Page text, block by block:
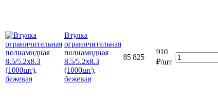
Втулка
ограничительная
полиамидная
8.5/5.2х8.3
(1000шт),
бежевая
85 825
910
₽/шт